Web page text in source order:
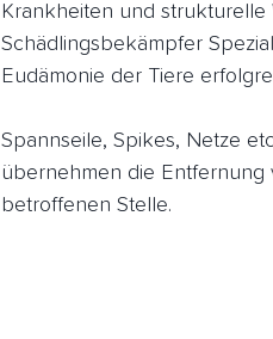
Krankheiten und strukturelle
Schädlingsbekämpfer
Eudämonie der Tiere
Spannseile, Spikes, Netze
übernehmen die Entfernung
betroffenen Stelle.